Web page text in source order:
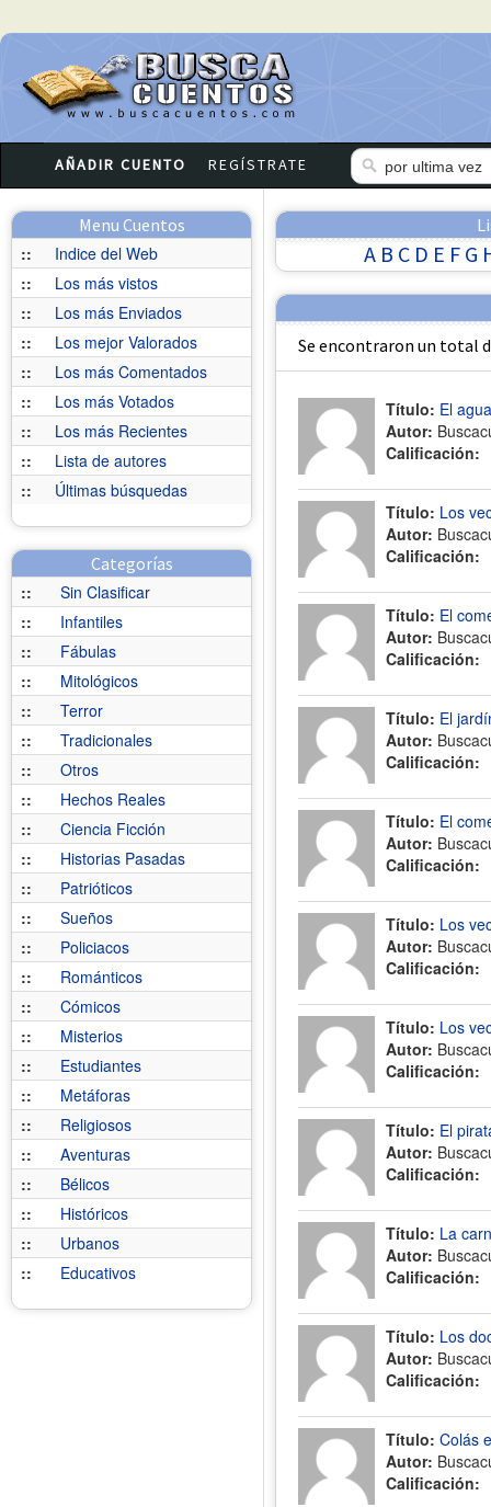
AÑADIR CUENTO REGÍSTRATE
Menu Cuentos
::
Indice del Web
::
Los más vistos
::
Los más Enviados
::
Los mejor Valorados
::
Los más Comentados
::
Los más Votados
::
Los más Recientes
::
Lista de autores
::
Últimas búsquedas
Categorías
::
Sin Clasificar
::
Infantiles
::
Fábulas
::
Mitológicos
::
Terror
::
Tradicionales
::
Otros
::
Hechos Reales
::
Ciencia Ficción
::
Historias Pasadas
::
Patrióticos
::
Sueños
::
Policiacos
::
Románticos
::
Cómicos
::
Misterios
::
Estudiantes
::
Metáforas
::
Religiosos
::
Aventuras
::
Bélicos
::
Históricos
::
Urbanos
::
Educativos
A B C D E F G
Se encontraron un total
Título: El
Autor:
Calificación:
Título: Los
Autor:
Calificación:
Título: El
Autor:
Calificación:
Título: El
Autor:
Calificación:
Título: El
Autor:
Calificación:
Título: Los
Autor:
Calificación:
Título: Los
Autor:
Calificación:
Título: El
Autor:
Calificación:
Título: La
Autor:
Calificación:
Título: Los
Autor:
Calificación:
Título: Colás
Autor:
Calificación: